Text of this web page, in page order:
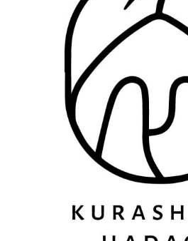
サンキュー配送対象
サンキュー配送対象